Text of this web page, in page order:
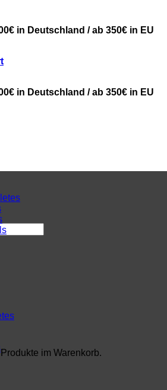
in Deutschland / ab 350€ in EU
in Deutschland / ab 350€ in EU
im Warenkorb.